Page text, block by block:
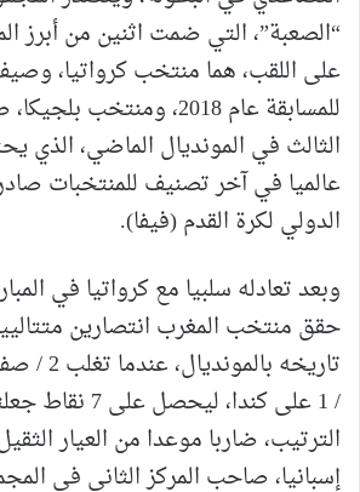
“الصعبة”، التي ضمت اثنين من أبرز
على اللقب، هما منتخب كرواتيا،
للمسابقة عام 2018، ومنتخب
الثالث في المونديال الماضي، الذي
عالميا في آخر تصنيف للمنتخبات
الدولي لكرة القدم (فيفا).
وبعد تعادله سلبيا مع كرواتيا في
حقق منتخب المغرب انتصارين
/ 1 على كندا،
الترتيب، ضاربا موعدا من العيار
إسبانيا، صاحب المركز الثاني في